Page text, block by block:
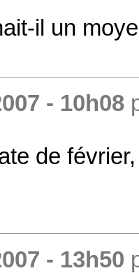
il un
- 10h08
de
- 13h50